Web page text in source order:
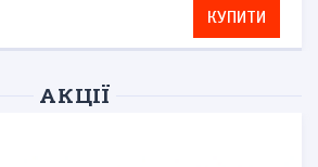
КУПИТИ
АКЦІЇ